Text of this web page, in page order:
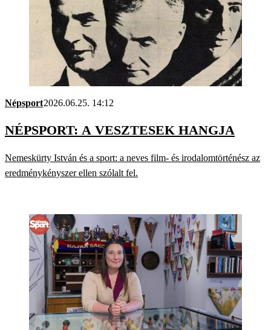
Népsport2026.06.25. 14:12
NÉPSPORT: A VESZTESEK HANGJA
Nemeskürty István és a sport: a neves film- és irodalomtörténész az
eredménykényszer ellen szólalt fel.